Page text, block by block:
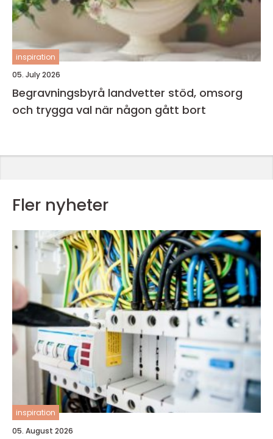
inspiration
05. July 2026
Begravningsbyrå landvetter stöd, omsorg
och trygga val när någon gått bort
Fler nyheter
inspiration
05. August 2026